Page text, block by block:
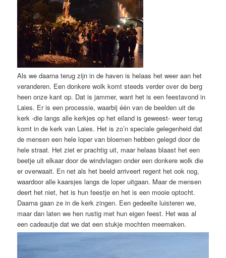
Als we daarna terug zijn in de haven is helaas het weer aan het
veranderen. Een donkere wolk komt steeds verder over de berg
heen onze kant op. Dat is jammer, want het is een feestavond in
Laies. Er is een processie, waarbij één van de beelden uit de
kerk -die langs alle kerkjes op het eiland is geweest- weer terug
komt in de kerk van Laies. Het is zo’n speciale gelegenheid dat
de mensen een hele loper van bloemen hebben gelegd door de
hele straat. Het ziet er prachtig uit, maar helaas blaast het een
beetje uit elkaar door de windvlagen onder een donkere wolk die
er overwaait. En net als het beeld arriveert regent het ook nog,
waardoor alle kaarsjes langs de loper uitgaan. Maar de mensen
deert het niet, het is hun feestje en het is een mooie optocht.
Daarna gaan ze in de kerk zingen. Een gedeelte luisteren we,
maar dan laten we hen rustig met hun eigen feest. Het was al
een cadeautje dat we dat een stukje mochten meemaken.